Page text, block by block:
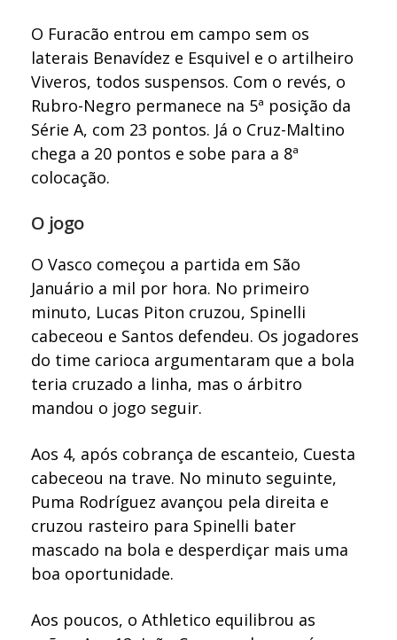
O Furacão entrou em campo sem os
laterais Benavídez e Esquivel e o artilheiro
Viveros, todos suspensos. Com o revés, o
Rubro-Negro permanece na 5ª posição da
Série A, com 23 pontos. Já o Cruz-Maltino
chega a 20 pontos e sobe para a 8ª
colocação.
O jogo
O Vasco começou a partida em São
Januário a mil por hora. No primeiro
minuto, Lucas Piton cruzou, Spinelli
cabeceou e Santos defendeu. Os jogadores
do time carioca argumentaram que a bola
teria cruzado a linha, mas o árbitro
mandou o jogo seguir.
Aos 4, após cobrança de escanteio, Cuesta
cabeceou na trave. No minuto seguinte,
Puma Rodríguez avançou pela direita e
cruzou rasteiro para Spinelli bater
mascado na bola e desperdiçar mais uma
boa oportunidade.
Aos poucos, o Athletico equilibrou as